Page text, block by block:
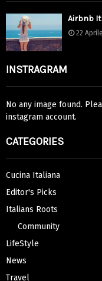
Airbnb
22
INSTRAGRAM
No any image found.
instagram account.
CATEGORIES
Cucina Italiana
Editor's Picks
Italians Roots
Community
LifeStyle
News
Travel